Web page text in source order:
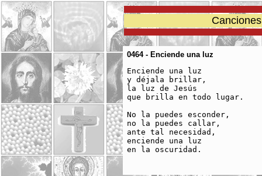
0464 - Enciende una luz
Enciende una luz
y déjala brillar,
la luz de Jesús
que brilla en todo lugar.
No la puedes esconder,
no la puedes callar,
ante tal necesidad,
enciende una luz
en la oscuridad.